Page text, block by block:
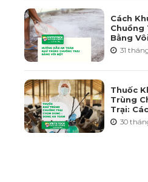
Cách
Chuồng
Bằng
Cách
Điểm Và
31
Thuốc
Trùng
Trại:
Hoạt
Chọn Và
30